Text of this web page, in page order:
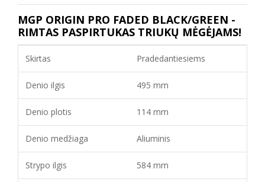
MGP ORIGIN PRO FADED BLACK/GREEN -
RIMTAS PASPIRTUKAS TRIUKŲ MĖGĖJAMS!
Skirtas Pradedantiesiems
Denio ilgis 495 mm
Denio plotis 114 mm
Denio medžiaga Aliuminis
Strypo ilgis 584 mm